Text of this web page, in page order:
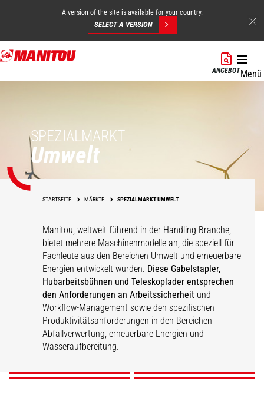
Direkt
zum
A version of the site is available for your country.
SELECT A VERSION
ANGEBOTMenü
SPEZIALMARKT
Umwelt
STARTSEITE MÄRKTE SPEZIALMARKT UMWELT
Manitou, weltweit führend in der Handling-Branche,
bietet mehrere Maschinenmodelle an, die speziell für
Fachleute aus den Bereichen Umwelt und erneuerbare
Energien entwickelt wurden. Diese Gabelstapler,
Hubarbeitsbühnen und Teleskoplader entsprechen
denAnforderungen an Arbeitssicherheit und
Workflow-Management sowie den spezifischen
Produktivitätsanforderungen in den Bereichen
Abfallverwertung, erneuerbare Energien und
Wasseraufbereitung.
Rückgewinnung von
Materialien
Wasseraufbereitung
Erneuerbare Energien
ENTDECKEN
Industrielle
Instandhaltung
ENTDECKEN